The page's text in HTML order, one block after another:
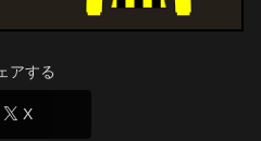
アする
X